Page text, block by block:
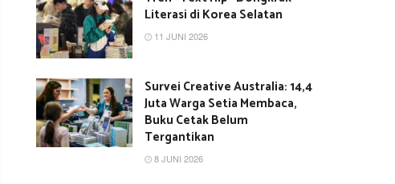
Literasi di Korea Selatan
11 JUNI 2026
Survei Creative Australia: 14,4
Juta Warga Setia Membaca,
Buku Cetak Belum
Tergantikan
8 JUNI 2026